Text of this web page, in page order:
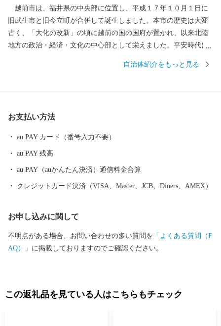
越前市は、福井県の中央部に位置し、平成１７年１０月１日に
旧武生市と旧今立町が合併して誕生しました。本市の歴史は大変
古く、「大化の改新」の頃に越前の国の国府が置かれ、以来北陸
地方の政治・経済・文化の中心部として栄えました。平安時代に
を離れ、多感な少女時代を過ごした地でもあります。 産業面で
て発展を続けています。 また、豊かな緑や清らかな水など、美
しい自然を誇る本市は、コウノトリをシンボルに「生きものと共
しており、平成２７年９月に「環境・文化創造都市宣言」を行い
ました。 本市では「働く」「住む」「子育て・教育」「妊娠・
赤ちゃん」などの情報が見つかる移住希望者向けポータルサイト
の監修をいただき整備した武生中央公園の「だるまちゃん広
場」、「パピプペポー広場」、「コウノトリ広場」には、休日た
くさんの家族づれでにぎわいます。 令和6年3月16日には北陸新
en.lg.jp
自治体紹介をもっと見る
お支払い方法
au PAY カード（番号入力不要）
au PAY 残高
au PAY（auかんたん決済）通信料金合算
クレジットカード決済（VISA、Master、JCB、Diners、AMEX）
お申し込みに関して
不明点がある場合、お問い合わせの多い質問を 「よくある質問（F
AQ）」 に掲載しておりますのでご確認ください。
この返礼品を見ている人はこちらもチェック